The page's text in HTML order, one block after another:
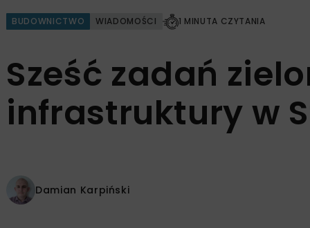
BUDOWNICTWO WIADOMOŚCI 1 MINUTA CZYTANIA
Sześć zadań
infrastruktury w
Damian Karpiński